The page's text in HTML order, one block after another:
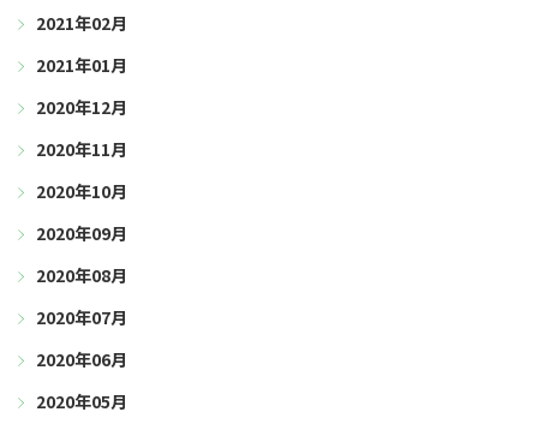
2021年02月
2021年01月
2020年12月
2020年11月
2020年10月
2020年09月
2020年08月
2020年07月
2020年06月
2020年05月